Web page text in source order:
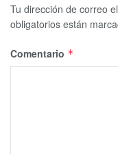
Tu dirección de correo
obligatorios están
Comentario *